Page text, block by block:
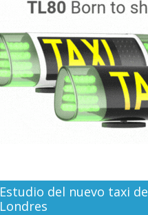
Estudio del nuevo taxi de
Londres